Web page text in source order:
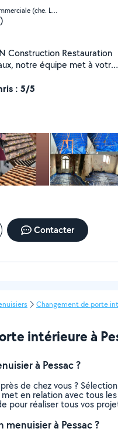
Mérignac (Zone Commerciale (che. Long))
notre équipe met à votre
: 5/5
Contacter
Changement de porte
intérieure à
à Pessac ?
de chez vous ?
met en relation avec tous
pour réaliser tous vos
à Pessac ?